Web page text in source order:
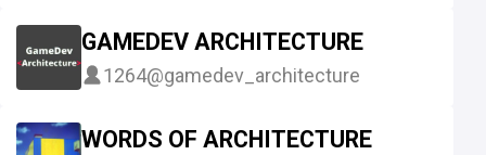
GAMEDEV ARCHITECTURE
1264@gamedev_architecture
WORDS OF ARCHITECTURE